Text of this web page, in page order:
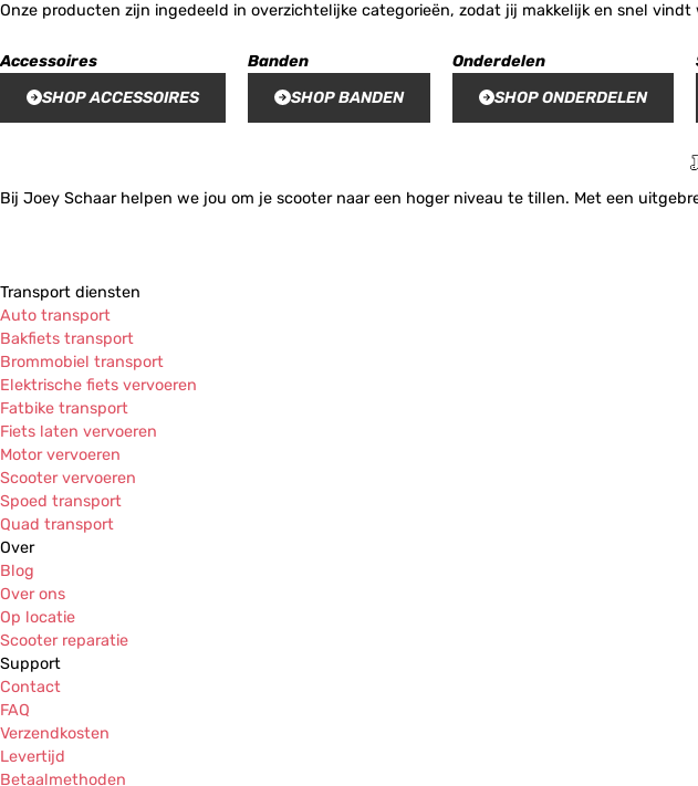
Onze producten zijn ingedeeld in overzichtelijke categorieën, zodat jij makkelijk en snel
Accessoires
SHOP ACCESSOIRES
Banden
SHOP BANDEN
Onderdelen
SHOP ONDERDELEN
Bij Joey Schaar helpen we jou om je scooter naar een hoger niveau te tillen. Met een
Transport diensten
Auto transport
Bakfiets transport
Brommobiel transport
Elektrische fiets vervoeren
Fatbike transport
Fiets laten vervoeren
Motor vervoeren
Scooter vervoeren
Spoed transport
Quad transport
Over
Blog
Over ons
Op locatie
Scooter reparatie
Support
Contact
FAQ
Verzendkosten
Levertijd
Betaalmethoden